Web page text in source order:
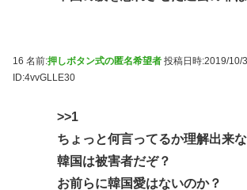
16 名前:押しボタン式の匿名希望者 投稿日時:2019/10/
ID:4vvGLLE30
>>1
ちょっと何言ってるか理解出来な
韓国は被害者だぞ？
お前らに韓国愛はないのか？